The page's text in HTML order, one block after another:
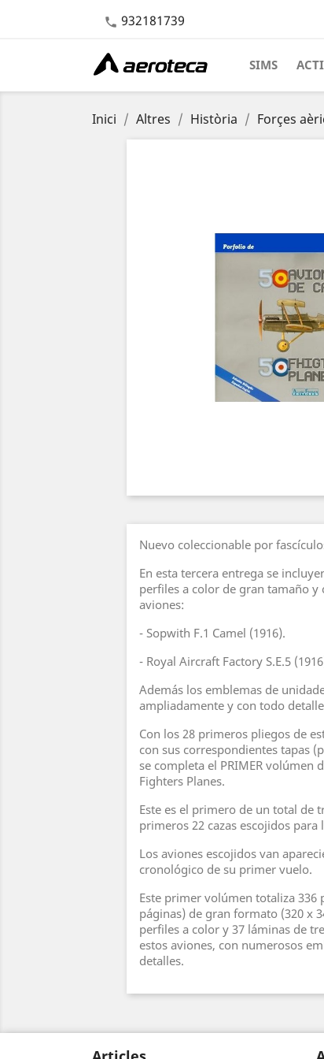
 932181739
SIMS
Inici Altres Història Forçes
Nuevo coleccionable por
En esta tercera entrega se
perfiles a color de gran tamaño y
aviones:
- Sopwith F.1 Camel (1916).
- Royal Aircraft Factory S.E.5
Además los emblemas de
ampliadamente y con todo
Con los 28 primeros pliegos de
con sus correspondientes tapas
se completa el PRIMER volúmen
Fighters Planes.
Este es el primero de un total de
primeros 22 cazas escojidos
Los aviones escojidos van
cronológico de su primer vuelo.
Este primer volúmen totaliza 336
páginas) de gran formato (320 x
perfiles a color y 37 láminas de
estos aviones, con numerosos
detalles.